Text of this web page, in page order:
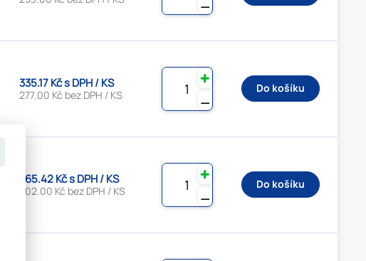
⚊
335.17 Kč s DPH / KS
277.00 Kč bez DPH / KS ⚊
✚
Do košíku
365.42 Kč s DPH / KS
302.00 Kč bez DPH / KS ⚊
✚
Do košíku